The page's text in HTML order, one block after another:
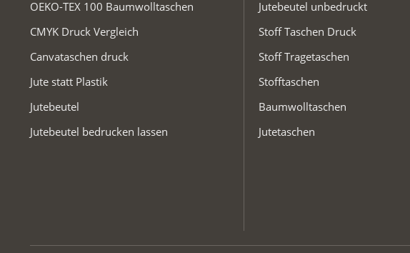
OEKO-TEX 100 Baumwolltaschen
CMYK Druck Vergleich
Canvataschen druck
Jute statt Plastik
Jutebeutel
Jutebeutel bedrucken lassen
Jutebeutel unbedruckt
Stoff Taschen Druck
Stoff Tragetaschen
Stofftaschen
Baumwolltaschen
Jutetaschen